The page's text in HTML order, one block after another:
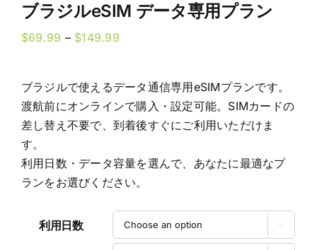
ブラジルeSIM データ専用プラン
$69.99 – $149.99Price
through
$149.99
ブラジルで使えるデータ通信専用eSIMプランです。
渡航前にオンラインで購入・設定可能。SIMカードの
差し替え不要で、到着後すぐにご利用いただけま
す。
利用日数・データ容量を選んで、あなたに最適なプ
ランをお選びください。
利用日数 